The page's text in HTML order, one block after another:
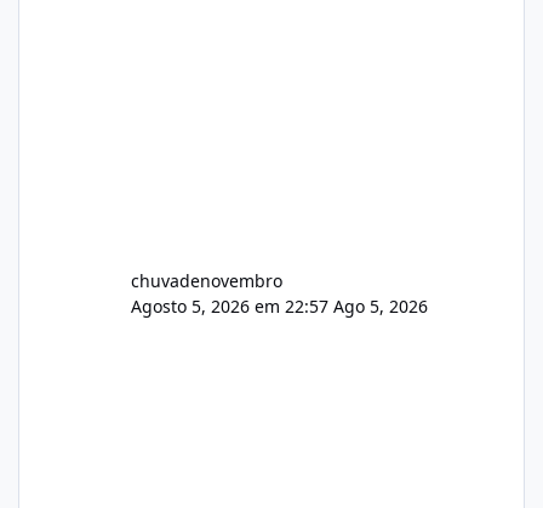
chuvadenovembro
Agosto 5, 2026 em 22:57 Ago 5, 2026